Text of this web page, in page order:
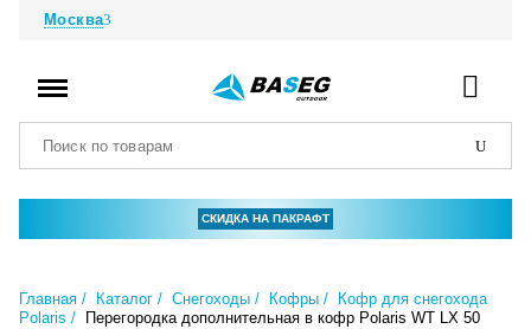
Москва
СКИДКА НА ПАКРАФТ
Главная Каталог Снегоходы Кофры
Кофр для снегохода
Polaris
Перегородка дополнительная в кофр Polaris WT LX 50